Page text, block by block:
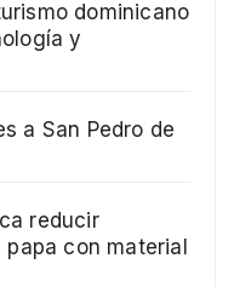
dominicano
y
a San Pedro de
reducir
con material